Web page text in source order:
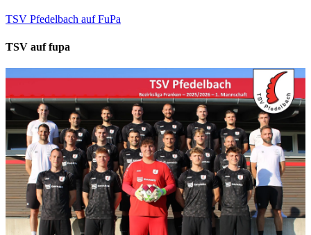
TSV Pfedelbach auf FuPa
TSV auf fupa